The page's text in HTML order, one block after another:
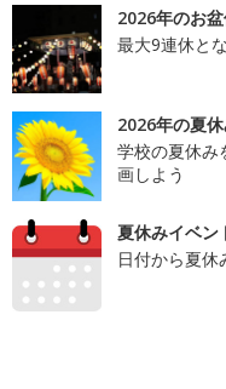
2026年のお
最大9連休と
2026年の夏
学校の夏休み
画しよう
夏休みイベン
日付から夏休